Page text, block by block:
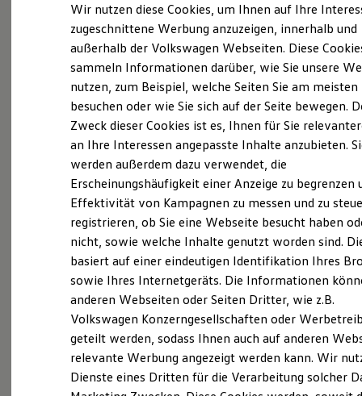
Elektroautos
ID. Tutorials
Elektrofahrzeugkonzepte
Reichweite
Reichweite der ID. Modelle
Reichweite im Winter
Laden
Laden unterwegs
Laden Zuhause
Ladezeitensimulator
Batterie
Sicherheit
Garantie und Lebensdauer
Nachhaltigkeit
Technologie
Kosten und Kauf
Verbrauchskosten
Kaufoptionen
E-Auto-Förderung
Software und Konnektivität
Die ID. Software 6
ID. Software Versionen und Updates
Digitale Extras
Schnittstellen zu Ihrem ID.
Probefahrt vereinbaren
Fahrzeugangebot anfordern
Servicetermin buchen
Serviceanfrage stellen
Wir nutzen diese Cookies, um Ihnen auf Ihre
zugeschnittene Werbung anzuzeigen, innerhalb und
außerhalb der Volkswagen Webseiten. Diese
sammeln Informationen darüber, wie Sie unsere
nutzen, zum Beispiel, welche Seiten Sie am meisten
besuchen oder wie Sie sich auf der Seite bewegen.
Zweck dieser Cookies ist es, Ihnen für Sie
an Ihre Interessen angepasste Inhalte anzubieten.
werden außerdem dazu verwendet, die
Erscheinungshäufigkeit einer Anzeige zu begrenzen
Effektivität von Kampagnen zu messen und zu
registrieren, ob Sie eine Webseite besucht haben
nicht, sowie welche Inhalte genutzt worden sind.
basiert auf einer eindeutigen Identifikation Ihres
sowie Ihres Internetgeräts. Die Informationen
anderen Webseiten oder Seiten Dritter, wie z.B.
Volkswagen Konzerngesellschaften oder
geteilt werden, sodass Ihnen auch auf anderen
relevante Werbung angezeigt werden kann. Wir
Dienste eines Dritten für die Verarbeitung solcher